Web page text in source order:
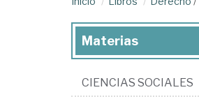
Materias
CIENCIAS SOCIALES